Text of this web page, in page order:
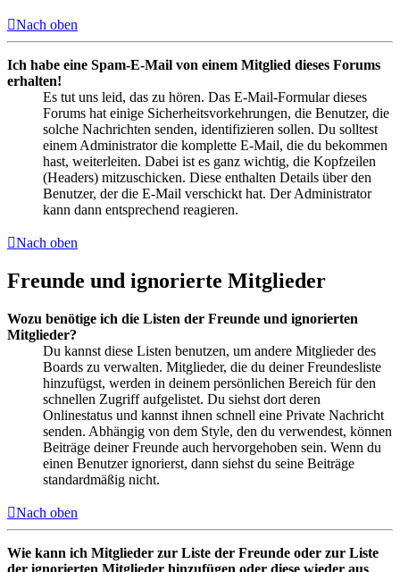
Nach oben
Ich habe eine Spam-E-Mail von einem Mitglied dieses Forums
erhalten!
Es tut uns leid, das zu hören. Das E-Mail-Formular dieses
Forums hat einige Sicherheitsvorkehrungen, die Benutzer, die
solche Nachrichten senden, identifizieren sollen. Du solltest
einem Administrator die komplette E-Mail, die du bekommen
hast, weiterleiten. Dabei ist es ganz wichtig, die Kopfzeilen
(Headers) mitzuschicken. Diese enthalten Details über den
Benutzer, der die E-Mail verschickt hat. Der Administrator
kann dann entsprechend reagieren.
Nach oben
Freunde und ignorierte Mitglieder
Wozu benötige ich die Listen der Freunde und ignorierten
Mitglieder?
Du kannst diese Listen benutzen, um andere Mitglieder des
Boards zu verwalten. Mitglieder, die du deiner Freundesliste
hinzufügst, werden in deinem persönlichen Bereich für den
schnellen Zugriff aufgelistet. Du siehst dort deren
Onlinestatus und kannst ihnen schnell eine Private Nachricht
senden. Abhängig von dem Style, den du verwendest, können
Beiträge deiner Freunde auch hervorgehoben sein. Wenn du
einen Benutzer ignorierst, dann siehst du seine Beiträge
standardmäßig nicht.
Nach oben
Wie kann ich Mitglieder zur Liste der Freunde oder zur Liste